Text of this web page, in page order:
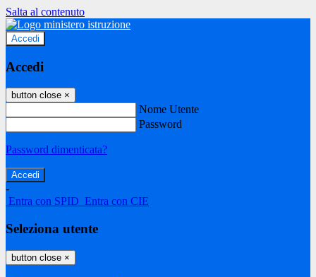
Salta al contenuto
Accedi
Accedi
button close ×
Nome Utente
Password
Password dimenticata?
-
Entra con SPID Entra con CIE
Seleziona utente
button close ×